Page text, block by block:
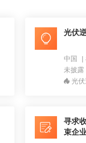
光伏
中国 |
未披露
光
寻求
束企